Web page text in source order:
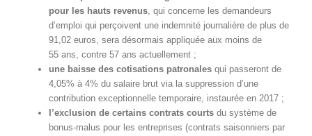
pour les hauts revenus, qui concerne les demandeurs
d’emploi qui perçoivent une indemnité journalière de plus de
91,02 euros, sera désormais appliquée aux moins de
55 ans, contre 57 ans actuellement ;
une baisse des cotisations patronalesqui passeront de
4,05% à 4% du salaire brut via la suppression d’une
contribution exceptionnelle temporaire, instaurée en 2017 ;
l’exclusion de certains contrats courts du système de
bonus-malus pour les entreprises (contrats saisonniers par